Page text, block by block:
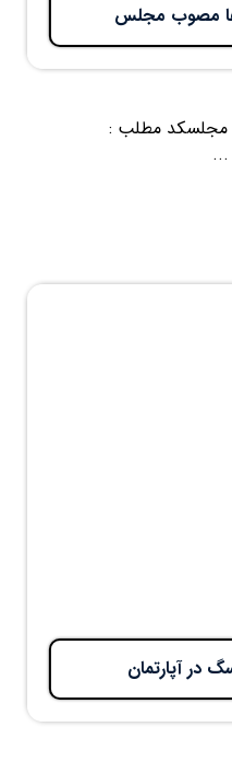
ها مصوب مجلس
مجلسکد مطلب :
در آپارتمان